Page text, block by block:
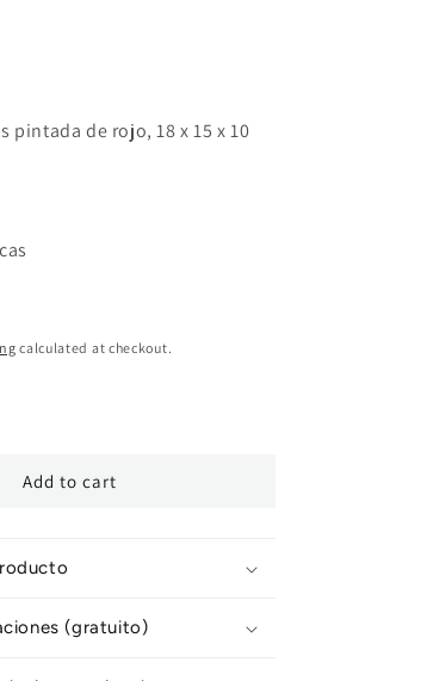
pintada de rojo, 18 x 15 x 10
calculated at checkout.
Add to cart
(gratuito)